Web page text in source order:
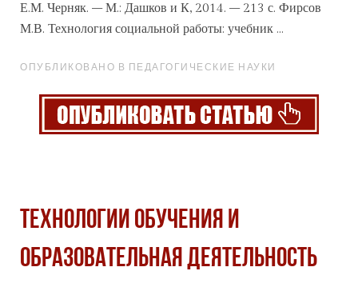
Е.М. Черняк. – М.: Дашков и К, 2014. – 213 с. Фирсов
М.В. Технология социальной работы: учебник ...
ОПУБЛИКОВАНО В ПЕДАГОГИЧЕСКИЕ НАУКИ
ТЕХНОЛОГИИ ОБУЧЕНИЯ И
ОБРАЗОВАТЕЛЬНАЯ ДЕЯТЕЛЬНОСТЬ